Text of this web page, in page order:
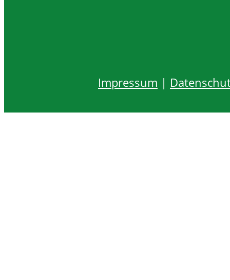
Impressum |